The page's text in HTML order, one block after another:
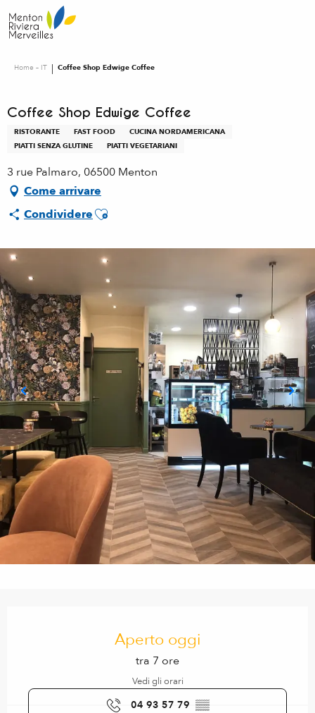
au
contenu
Home – IT Coffee Shop Edwige Coffee
Coffee Shop Edwige Coffee
RISTORANTE FAST FOOD
CUCINA NORDAMERICANA
PIATTI SENZA GLUTINE
PIATTI VEGETARIANI
3 rue Palmaro, 06500 Menton
Come arrivare
CondividereAjouter aux favoris
Aperto oggi
tra 7 ore
Vedi gli orari
04 93 57 79 ▒▒